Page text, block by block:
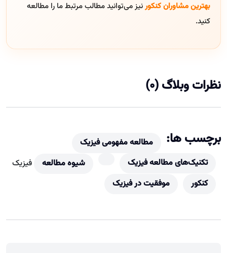
بهترین مشاوران کنکورنیز می‌توانید مطالب مرتبط ما را مطالعه
کنید.
نظرات وبلاگ (0)
برچسب ها:
مطالعه مفهومی فیزیک
تکنیک‌های مطالعه فیزیک
شیوه مطالعه
فیزیک
کنکور
موفقیت در فیزیک